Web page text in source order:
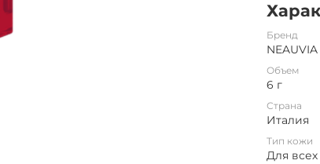
Бренд
NEAUVIA
Объем
6 г
Страна
Италия
Тип кожи
Для